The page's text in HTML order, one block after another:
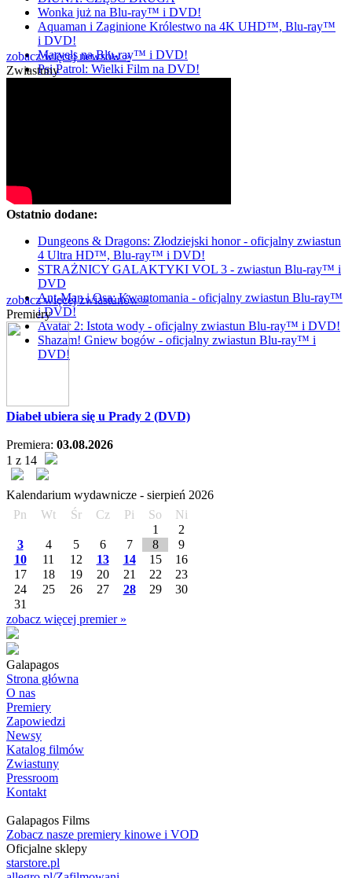
Wonka już na Blu-ray™ i DVD!
Aquaman i Zaginione Królestwo na 4K UHD™, Blu-ray™
i DVD!
Marvels na Blu-ray™ i DVD!
Psi Patrol: Wielki Film na DVD!
zobacz więcej newsów »
Zwiastuny
Ostatnio dodane:
Dungeons & Dragons: Złodziejski honor - oficjalny zwiastun
4 Ultra HD™, Blu-ray™ i DVD!
STRAŻNICY GALAKTYKI VOL 3 - zwiastun Blu-ray™ i
DVD
Ant-Man i Osa: Kwantomania - oficjalny zwiastun Blu-ray™
i DVD!
Avatar 2: Istota wody - oficjalny zwiastun Blu-ray™ i DVD!
Shazam! Gniew bogów - oficjalny zwiastun Blu-ray™ i
DVD!
zobacz więcej zwiastunów »
Premiery
Diabeł ubiera się u Prady 2 (DVD)
Premiera: 03.08.2026
1 z 14
Kalendarium wydawnicze - sierpień 2026
Pn
Wt Śr Cz Pi So
Ni
1
2
3
4 5 6 7 8
9
10
11 12 13 14 15
16
17
18 19 20 21 22
23
24
25 26 27 28 29
30
31
zobacz więcej premier »
Galapagos
Strona główna
O nas
Premiery
Zapowiedzi
Newsy
Katalog filmów
Zwiastuny
Pressroom
Kontakt
Galapagos Films
Zobacz nasze premiery kinowe i VOD
Oficjalne sklepy
starstore.pl